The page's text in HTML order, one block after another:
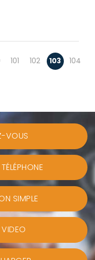
101 102 103
104
VOUS
SIMPLE